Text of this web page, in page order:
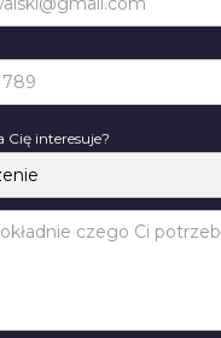
Cię interesuje?